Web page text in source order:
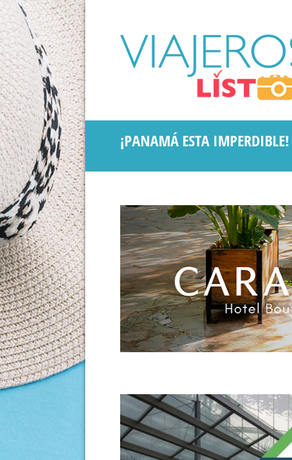
¡PANAMÁ ESTA IMPERDIBLE!